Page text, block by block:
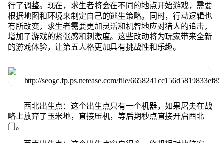
行了调整。现在，求生者将会在不同的地点开始游戏，需要
根据地图和环境来制定自己的逃生策略。同时，行动逻辑也
有所改变，求生者需要更加灵活和机智地应对猎人的追击，
增加了游戏的紧张感和刺激度。这些改动将为玩家带来全新
的游戏体验，让第五人格更加具有挑战性和乐趣。
西北出生点：这个出生点只有一个机器，如果屠夫在战
略上放弃了玉米地，直接压机，等后期秒点直接开启西北
门。